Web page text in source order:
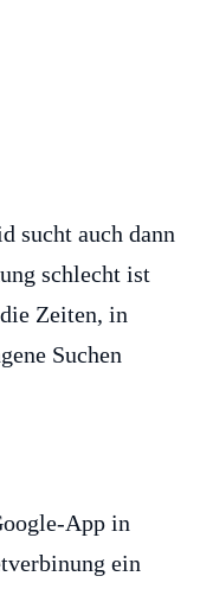
sucht auch dann
schlecht ist
Zeiten, in
Suchen
App in
ein